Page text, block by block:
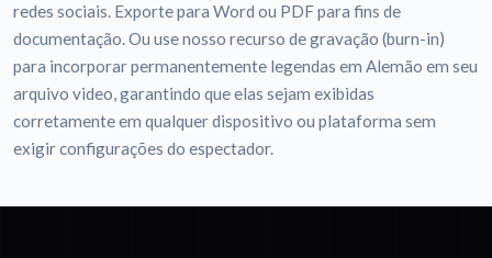
redes sociais. Exporte para Word ou PDF para fins de
documentação. Ou use nosso recurso de gravação (burn-in)
para incorporar permanentemente legendas em Alemão em seu
arquivo video, garantindo que elas sejam exibidas
corretamente em qualquer dispositivo ou plataforma sem
exigir configurações do espectador.